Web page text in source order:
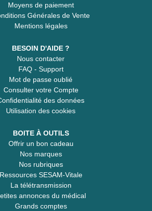
Moyens de paiement
Générales de Vente
Mentions légales
BESOIN D'AIDE ?
Nous contacter
FAQ - Support
Mot de passe oublié
Consulter votre Compte
des données
Utilisation des cookies
BOITE À OUTILS
Offrir un bon cadeau
Nos marques
Nos rubriques
Ressources SESAM-Vitale
La télétransmission
annonces du médical
Grands comptes